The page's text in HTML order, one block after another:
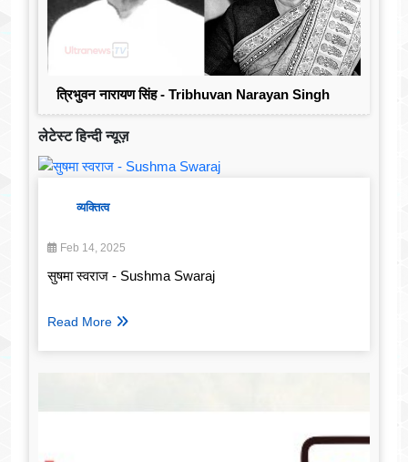
त्रिभुवन नारायण सिंह - Tribhuvan Narayan Singh
लेटेस्ट हिन्दी न्यूज़
व्यक्तित्व
Feb 14, 2025
सुषमा स्वराज - Sushma Swaraj
Read More